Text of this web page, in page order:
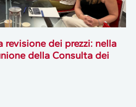
revisione dei prezzi: nella
della Consulta dei